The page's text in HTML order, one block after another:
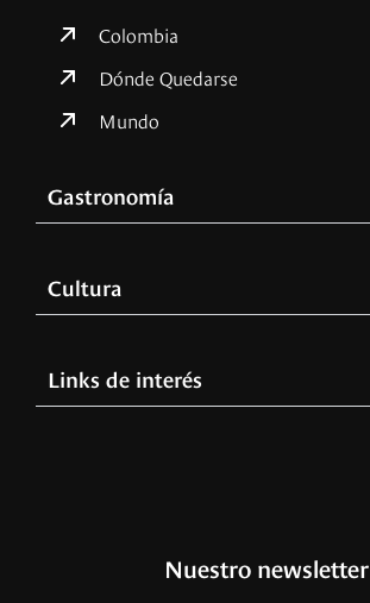
Colombia
Dónde Quedarse
Mundo
Gastronomía
Cultura
Links de interés
Nuestro newsletter